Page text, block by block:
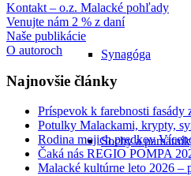
Synagóga
Sochy a
Kontakt – o.z. Malacké pohľady
Venujte nám 2 % z daní
Naše publikácie
O autoroch
Najnovšie články
Príspevok k farebnosti fasády
Potulky Malackami, krypty,
Rodina mojich predkov
Čaká nás REGIO POMPA
Malacké kultúrne leto 2026 –